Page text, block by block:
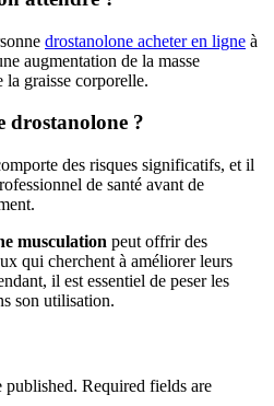
drostanolone acheter en ligne à
augmentation de la masse
la graisse corporelle.
drostanolone ?
des risques significatifs, et il
de santé avant de
musculation peut offrir des
qui cherchent à améliorer leurs
il est essentiel de peser les
son utilisation.
published. Required fields are